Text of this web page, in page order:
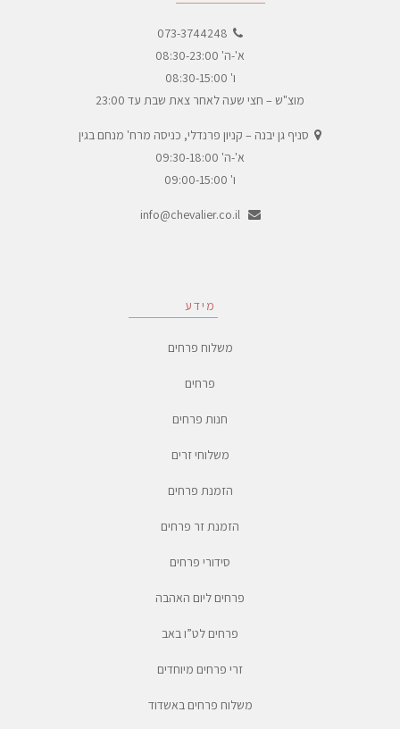
מידע
משלוח פרחים
פרחים
חנות פרחים
משלוחי זרים
הזמנת פרחים
הזמנת זר פרחים
סידורי פרחים
פרחים ליום האהבה
פרחים לט”ו באב
זרי פרחים מיוחדים
משלוח פרחים באשדוד
073-3744248
א'-ה' 08:30-23:00
ו' 08:30-15:00
מוצ"ש – חצי שעה לאחר צאת שבת עד 23:00
סניף גן יבנה – קניון פרנדלי, כניסה מרח' מנחם בגין
א'-ה' 09:30-18:00
ו' 09:00-15:00
info@chevalier.co.il